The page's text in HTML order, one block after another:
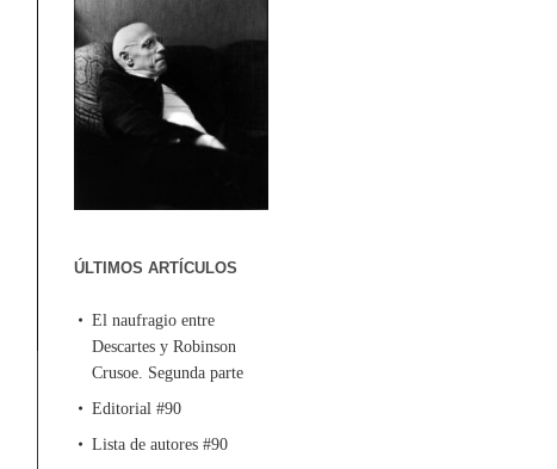
ÚLTIMOS ARTÍCULOS
El naufragio entre
Descartes y Robinson
Crusoe. Segunda parte
Editorial #90
Lista de autores #90